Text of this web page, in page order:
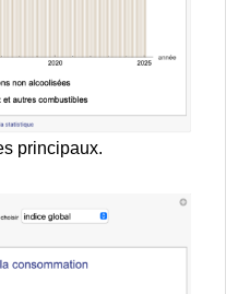
principaux.